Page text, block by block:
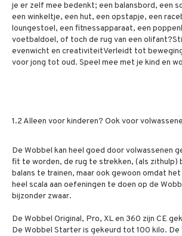
je er zelf mee bedenkt; een balansbord, een
een winkeltje, een hut, een opstapje, een
loungestoel, een fitnessapparaat, een
voetbaldoel, of toch de rug van een
evenwicht en creativiteitVerleidt tot
voor jong tot oud. Speel mee met je kind en
1.2 Alleen voor kinderen? Ook voor
De Wobbel kan heel goed door volwassenen
fit te worden, de rug te strekken, (als zithulp)
balans te trainen, maar ook gewoon omdat het
heel scala aan oefeningen te doen op de
bijzonder zwaar.
De Wobbel Original, Pro, XL en 360 zijn CE
De Wobbel Starter is gekeurd tot 100 kilo. De